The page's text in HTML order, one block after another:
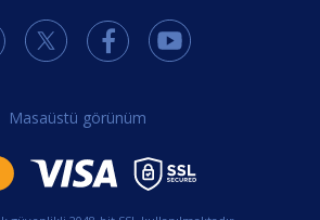
Masaüstü görünüm